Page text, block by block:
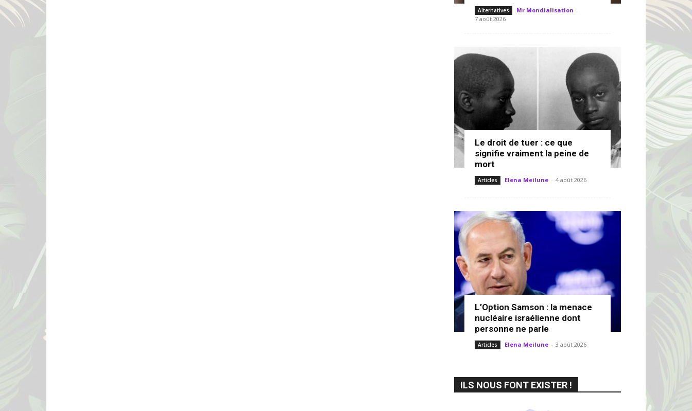
Alternatives Mr Mondialisation -
7 août 2026
Le droit de tuer : ce que
signifie vraiment la peine de
mort
Articles Elena Meilune - 4 août 2026
L’Option Samson : la menace
nucléaire israélienne dont
personne ne parle
Articles Elena Meilune - 3 août 2026
ILS NOUS FONT EXISTER !